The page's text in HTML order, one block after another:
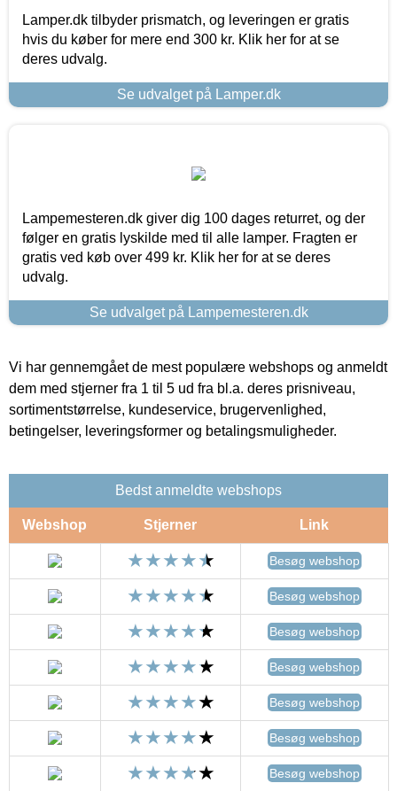
Lamper.dk tilbyder prismatch, og leveringen er gratis
hvis du køber for mere end 300 kr. Klik her for at se
deres udvalg.
Se udvalget på Lamper.dk
Lampemesteren.dk giver dig 100 dages returret, og der
følger en gratis lyskilde med til alle lamper. Fragten er
gratis ved køb over 499 kr. Klik her for at se deres
udvalg.
Se udvalget på Lampemesteren.dk
Vi har gennemgået de mest populære webshops og anmeldt
dem med stjerner fra 1 til 5 ud fra bl.a. deres prisniveau,
sortimentstørrelse, kundeservice, brugervenlighed,
betingelser, leveringsformer og betalingsmuligheder.
Bedst anmeldte webshops
Webshop Stjerner Link
Besøg webshop
Besøg webshop
Besøg webshop
Besøg webshop
Besøg webshop
Besøg webshop
Besøg webshop